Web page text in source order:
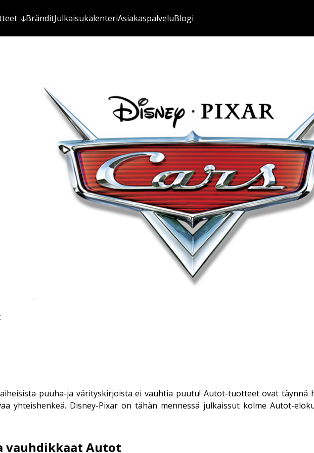
BränditJulkaisukalenteriAsiakaspalveluBlogi
puuha-ja värityskirjoista ei vauhtia puutu! Autot-tuotteet ovat
yhteishenkeä. Disney-Pixar on tähän mennessä julkaissut kolme Autot-
vauhdikkaat Autot